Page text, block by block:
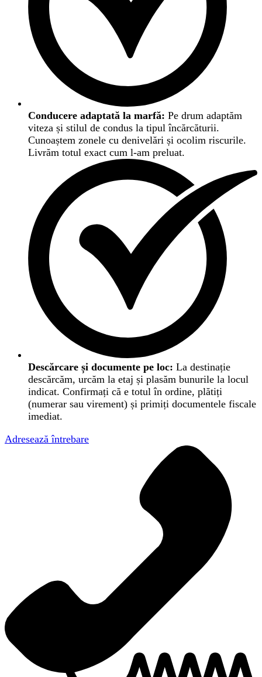
Conducere adaptată la marfă: Pe drum adaptăm
viteza și stilul de condus la tipul încărcăturii.
Cunoaștem zonele cu denivelări și ocolim riscurile.
Livrăm totul exact cum l-am preluat.
Descărcare și documente pe loc: La destinație
descărcăm, urcăm la etaj și plasăm bunurile la locul
indicat. Confirmați că e totul în ordine, plătiți
(numerar sau virement) și primiți documentele fiscale
imediat.
Adresează întrebare